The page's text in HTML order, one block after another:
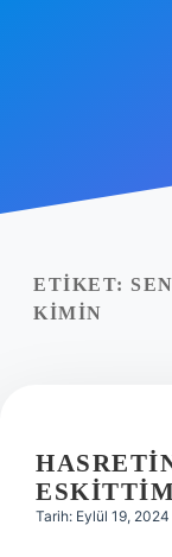
Yasal Uyarı
ETIKET:
KIMIN
Tarih: Eylül 19, 2024